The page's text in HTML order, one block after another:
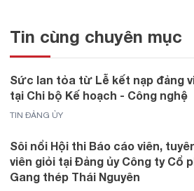
Tin cùng chuyên mục
Sức lan tỏa từ Lễ kết nạp đảng
tại Chi bộ Kế hoạch - Công nghệ
TIN ĐẢNG ỦY
Sôi nổi Hội thi Báo cáo viên,
viên giỏi tại Đảng ủy Công ty Cổ
Gang thép Thái Nguyên